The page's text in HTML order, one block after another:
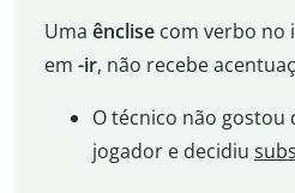
Uma ênclisecom verbo no
em -ir, não recebe
O técnico não gostou
jogador e decidiu